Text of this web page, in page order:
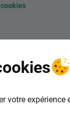
votre